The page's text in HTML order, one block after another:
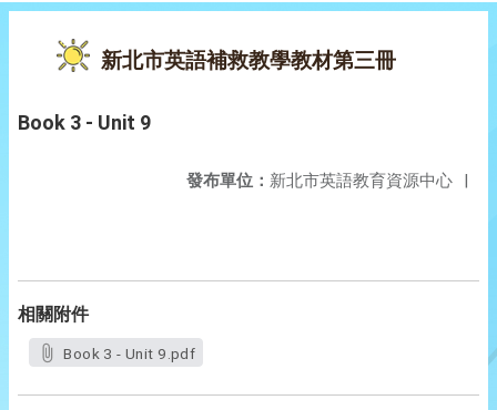
新北市英語補救教學教材第三冊
Book 3 - Unit 9
發布單位： 新北市英語教育資源中心 |
相關附件
Book 3 - Unit 9.pdf